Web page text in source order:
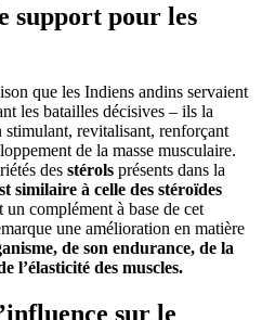
support pour les
que les Indiens andins servaient
les batailles décisives – ils la
revitalisant, renforçant
de la masse musculaire.
des stérols présents dans la
similaire à celle des stéroïdes
complément à base de cet
une amélioration en matière
de son endurance, de la
l’élasticité des muscles.
sur le